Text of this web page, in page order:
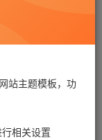
站主题模板，功
行相关设置